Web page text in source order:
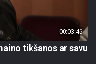
00:03:46
tikšanos ar savu